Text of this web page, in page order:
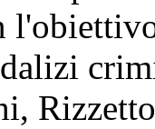
, Rizzetto